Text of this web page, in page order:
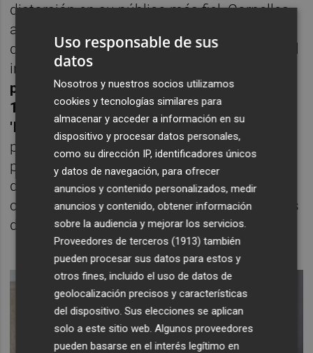
distorsión en su público más fiel. Cornelles
admitió que muchos de sus habituales se
quejaron por tratar de disfrutar de un festival
inabarcable. La cifra ahora será de
propuestas: 4 'Bosques'(las piezas largas)
14 'Viveros'(las piezas cortas) y e
'Invernadero'de Peris. La reducción de
programa irá acompañada de una intención
por parte del festival de generar más
dinamismo entre el público, de vuelta a
cifras de proyectos a estrenar similares a las
de 2012.
Uso responsable de sus
datos
Nosotros y nuestros socios utilizamos
cookies y tecnologías similares para
almacenar y acceder a información en su
dispositivo y procesar datos personales,
como su dirección IP, identificadores únicos
y datos de navegación, para ofrecer
anuncios y contenido personalizados, medir
anuncios y contenido, obtener información
sobre la audiencia y mejorar los servicios.
Proveedores de terceros (1913) también
pueden procesar sus datos para estos y
otros fines, incluido el uso de datos de
geolocalización precisos y características
del dispositivo. Sus elecciones se aplican
solo a este sitio web. Algunos proveedores
pueden basarse en el interés legítimo en